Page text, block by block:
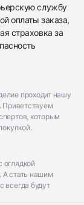
службу
оплаты заказа,
страховка за
проходит нашу
Приветствуем
которым
А стать нашим
всегда будут